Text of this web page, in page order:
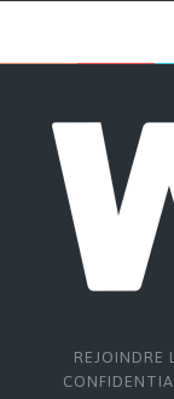
REJOINDRE